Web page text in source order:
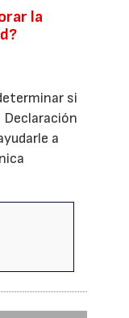
la
si
Declaración
a